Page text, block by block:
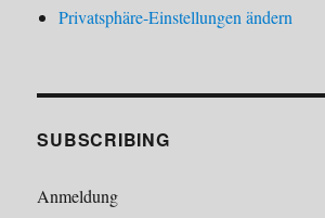
Privatsphäre-Einstellungen ändern
SUBSCRIBING
Anmeldung